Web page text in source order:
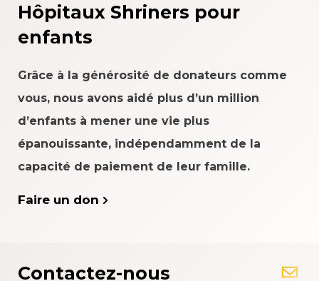
Hôpitaux Shriners pour
enfants
Grâce à la générosité de donateurs comme
vous, nous avons aidé plus d’un million
d’enfants à mener une vie plus
épanouissante, indépendamment de la
capacité de paiement de leur famille.
Faire un don
Contactez-nous